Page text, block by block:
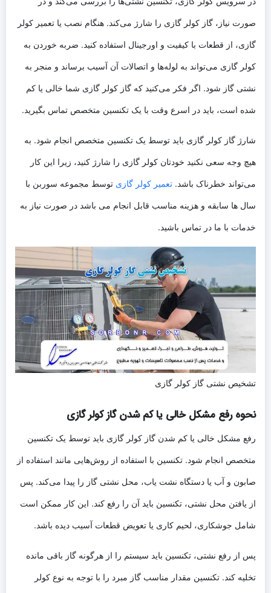
صورت نیاز، گاز کولر گازی را شارژ می‌کند. هنگام نصب یا تعمیر کولر
گازی، از قطعات با کیفیت و اورجینال استفاده کنید. ضربه خوردن به
کولر گازی می‌تواند به لوله‌ها و اتصالات آن آسیب برساند و منجر به
نشتی گاز شود. اگر فکر می‌کنید که گاز کولر گازی شما خالی یا کم
شده است، باید در اسرع وقت با یک تکنسین متخصص تماس بگیرید.
شارژ گاز کولر گازی باید توسط یک تکنسین متخصص انجام شود. به
هیچ وجه سعی نکنید خودتان کولر گازی را شارژ کنید، زیرا این کار
می‌تواند خطرناک باشد. تعمیر کولر گازی توسط مجموعه سوربن با
سال ها سابقه و هزینه مناسب قابل انجام می باشد در صورت نیاز به
خدمات با ما در تماس باشید.
تشخیص نشتی گاز کولر گازی
نحوه رفع مشکل خالی یا کم شدن گاز کولر گازی
رفع مشکل خالی یا کم شدن گاز کولر گازی باید توسط یک تکنسین
متخصص انجام شود. تکنسین با استفاده از روش‌هایی مانند استفاده از
صابون و آب یا دستگاه نشت یاب، محل نشتی گاز را پیدا می‌کند. پس
از یافتن محل نشتی، تکنسین باید آن را رفع کند. این کار ممکن است
شامل جوشکاری، لحیم کاری یا تعویض قطعات آسیب دیده باشد.
پس از رفع نشتی، تکنسین باید سیستم را از هرگونه گاز باقی مانده
تخلیه کند. تکنسین مقدار مناسب گاز مبرد را با توجه به نوع کولر